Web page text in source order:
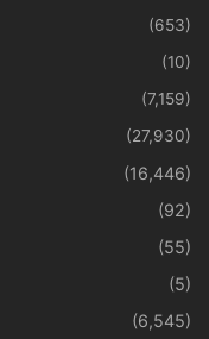
(653)
(10)
(7,159)
(27,930)
(16,446)
(92)
(55)
(5)
(6,545)